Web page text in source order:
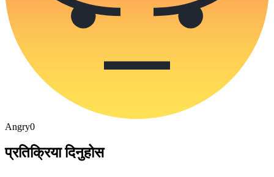
Angry0
प्रतिक्रिया दिनुहोस